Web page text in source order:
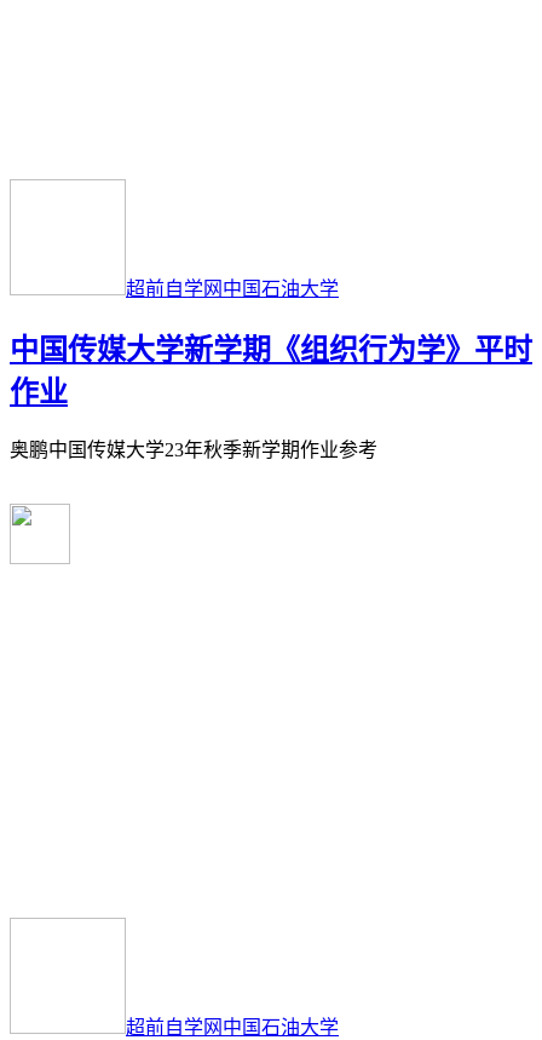
超前自学网 中国石油大学
中国传媒大学新学期《组织行为学》平时
作业
奥鹏中国传媒大学23年秋季新学期作业参考
超前自学网 中国石油大学